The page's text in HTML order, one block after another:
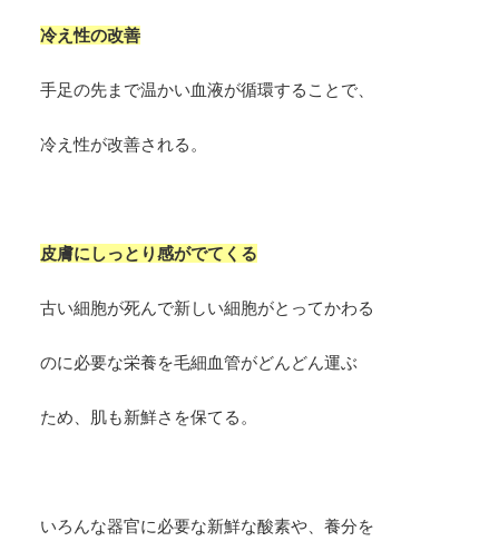
冷え性の改善
手足の先まで温かい血液が循環することで、
冷え性が改善される。
皮膚にしっとり感がでてくる
古い細胞が死んで新しい細胞がとってかわる
のに必要な栄養を毛細血管がどんどん運ぶ
ため、肌も新鮮さを保てる。
いろんな器官に必要な新鮮な酸素や、養分を